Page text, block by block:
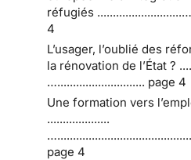
réfugiés
4
L’usager, l’oublié des
la rénovation de l’État ?
…............................ page 4
Une formation vers
....................
page 4